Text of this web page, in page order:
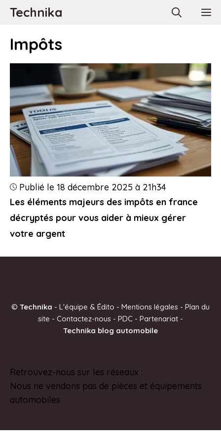
AllerTechnika
Impôts
Les éléments majeurs des impôts en france
décryptés pour vous aider à mieux gérer
votre argent
Publié le 18 décembre 2025 à 21h34
© Technika - L'équipe & Édito - Mentions légales - Plan du
site - Contactez-nous - PDC - Partenariat -
Technika blog automobile
Retrouvez-nous sur les réseaux :
Nous ne vendons pas de pièces et équipements
automobiles